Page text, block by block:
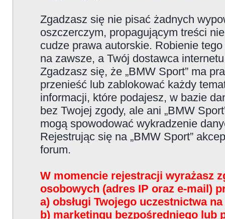
Zgadzasz się nie pisać żadnych
oszczerczym, propagującym treści
cudze prawa autorskie. Robienie
na zawsze, a Twój dostawca
Zgadzasz się, że „BMW Sport” ma
przenieść lub zablokować każdy
informacji, które podajesz, w bazie
bez Twojej zgody, ale ani „BMW
mogą spowodować wykradzenie
Rejestrując się na „BMW Sport”
forum.
W momencie rejestracji wyrażasz
osobowych (adres IP oraz e-mail)
a) obsługi Twojego uczestnictwa
b) marketingu bezpośredniego lub